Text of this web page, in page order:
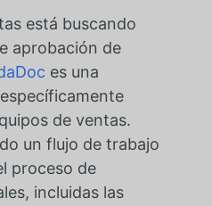
está buscando
aprobación de
es una
de ventas.
un flujo de trabajo
proceso de
incluidas las